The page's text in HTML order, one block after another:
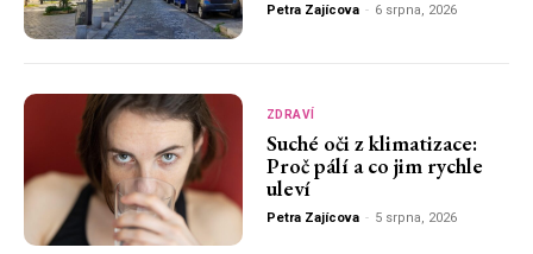
Petra Zajícova - 6 srpna, 2026
ZDRAVÍ
Suché oči z klimatizace:
Proč pálí a co jim rychle
uleví
Petra Zajícova - 5 srpna, 2026